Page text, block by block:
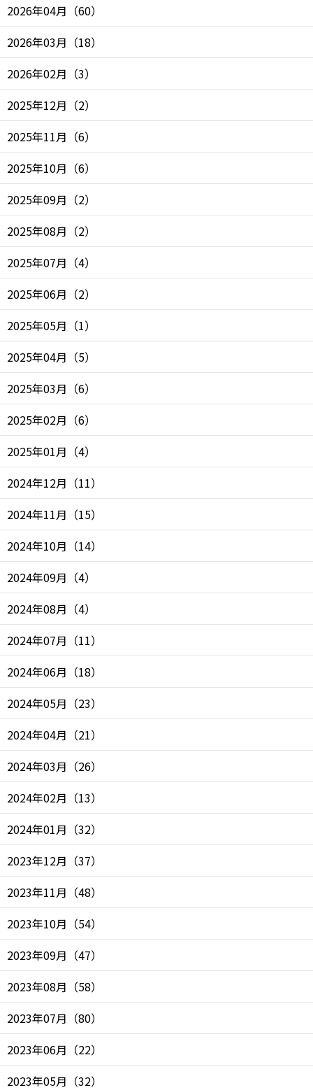
2026年04月 （60）
2026年03月 （18）
2026年02月 （3）
2025年12月 （2）
2025年11月 （6）
2025年10月 （6）
2025年09月 （2）
2025年08月 （2）
2025年07月 （4）
2025年06月 （2）
2025年05月 （1）
2025年04月 （5）
2025年03月 （6）
2025年02月 （6）
2025年01月 （4）
2024年12月 （11）
2024年11月 （15）
2024年10月 （14）
2024年09月 （4）
2024年08月 （4）
2024年07月 （11）
2024年06月 （18）
2024年05月 （23）
2024年04月 （21）
2024年03月 （26）
2024年02月 （13）
2024年01月 （32）
2023年12月 （37）
2023年11月 （48）
2023年10月 （54）
2023年09月 （47）
2023年08月 （58）
2023年07月 （80）
2023年06月 （22）
2023年05月 （32）